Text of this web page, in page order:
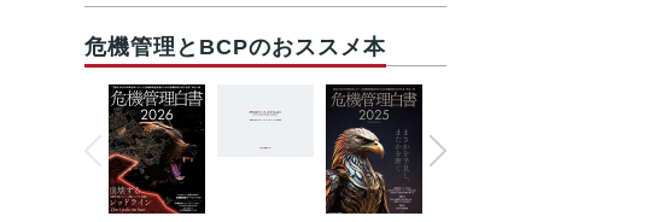
危機管理とBCPのおススメ本